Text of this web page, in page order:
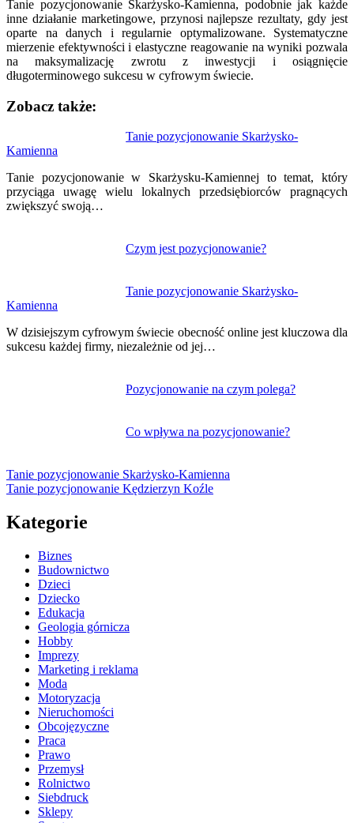
Tanie pozycjonowanie Skarżysko-Kamienna, podobnie jak każde
inne działanie marketingowe, przynosi najlepsze rezultaty, gdy jest
oparte na danych i regularnie optymalizowane. Systematyczne
mierzenie efektywności i elastyczne reagowanie na wyniki pozwala
na maksymalizację zwrotu z inwestycji i osiągnięcie
długoterminowego sukcesu w cyfrowym świecie.
Zobacz także:
Tanie pozycjonowanie Skarżysko-
Kamienna
Tanie pozycjonowanie w Skarżysku-Kamiennej to temat, który
przyciąga uwagę wielu lokalnych przedsiębiorców pragnących
zwiększyć swoją…
Czym jest pozycjonowanie?
Tanie pozycjonowanie Skarżysko-
Kamienna
W dzisiejszym cyfrowym świecie obecność online jest kluczowa dla
sukcesu każdej firmy, niezależnie od jej…
Pozycjonowanie na czym polega?
Co wpływa na pozycjonowanie?
wpisu
Tanie pozycjonowanie Skarżysko-Kamienna
Tanie pozycjonowanie Kędzierzyn Koźle
Kategorie
Biznes
Budownictwo
Dzieci
Dziecko
Edukacja
Geologia górnicza
Hobby
Imprezy
Marketing i reklama
Moda
Motoryzacja
Nieruchomości
Obcojęzyczne
Praca
Prawo
Przemysł
Rolnictwo
Siebdruck
Sklepy